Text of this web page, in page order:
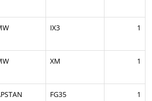
IX3 1
XM 1
FG35 1